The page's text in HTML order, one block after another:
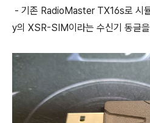
- 기존 RadioMaster TX16s로 시
y의 XSR-SIM이라는 수신기 동글